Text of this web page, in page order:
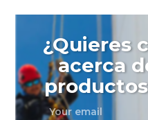
¿Quieres
acerca